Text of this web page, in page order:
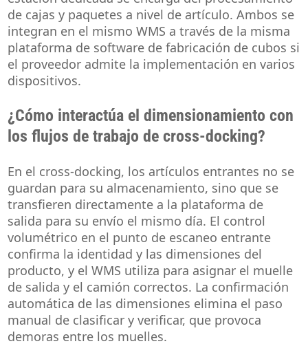
de cajas y paquetes a nivel de artículo. Ambos se
integran en el mismo WMS a través de la misma
plataforma de software de fabricación de cubos si
el proveedor admite la implementación en varios
dispositivos.
¿Cómo interactúa el dimensionamiento con
los flujos de trabajo de cross-docking?
En el cross-docking, los artículos entrantes no se
guardan para su almacenamiento, sino que se
transfieren directamente a la plataforma de
salida para su envío el mismo día. El control
volumétrico en el punto de escaneo entrante
confirma la identidad y las dimensiones del
producto, y el WMS utiliza para asignar el muelle
de salida y el camión correctos. La confirmación
automática de las dimensiones elimina el paso
manual de clasificar y verificar, que provoca
demoras entre los muelles.